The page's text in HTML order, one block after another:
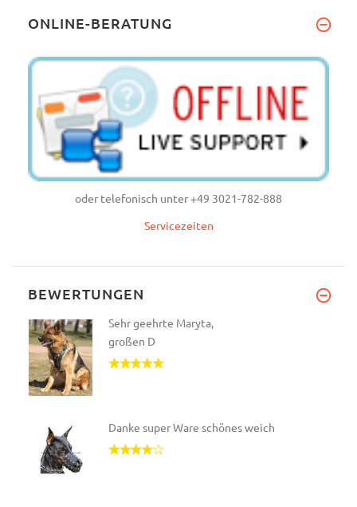
ONLINE-BERATUNG
oder telefonisch unter +49 3021-782-888
Servicezeiten
BEWERTUNGEN
Sehr geehrte Maryta,
großen D
Danke super Ware schönes weich